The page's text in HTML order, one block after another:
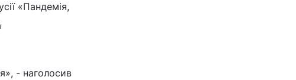
«Пандемія,
- наголосив